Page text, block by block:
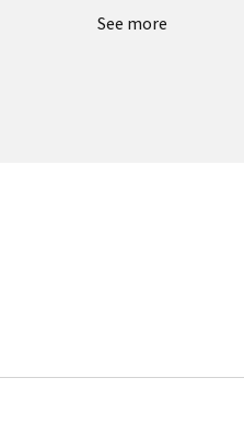
See more